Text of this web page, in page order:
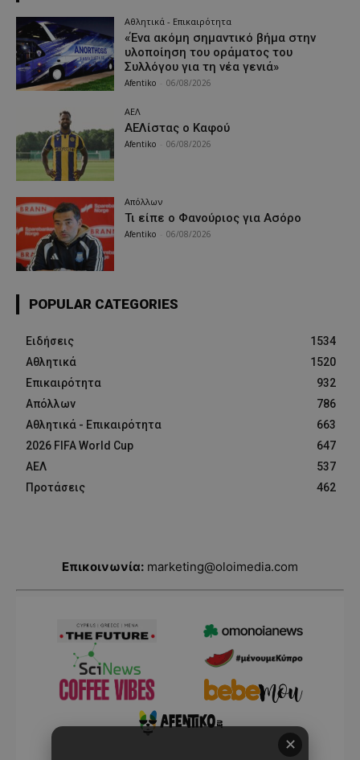
Αθλητικά - Επικαιρότητα
«Ένα ακόμη σημαντικό βήμα στην
υλοποίηση του οράματος του
Συλλόγου για τη νέα γενιά»
Afentiko 06/08/2026
ΑΕΛ
ΑΕΛίστας ο Καφού
Afentiko 06/08/2026
Απόλλων
Τι είπε ο Φανούριος για Ασόρο
Afentiko 06/08/2026
POPULAR CATEGORIES
Ειδήσεις
1534
Αθλητικά
1520
Επικαιρότητα
932
Απόλλων
786
Αθλητικά - Επικαιρότητα
663
2026 FIFA World Cup
647
ΑΕΛ
537
Προτάσεις
462
Επικοινωνία: marketing@oloimedia.com
✕